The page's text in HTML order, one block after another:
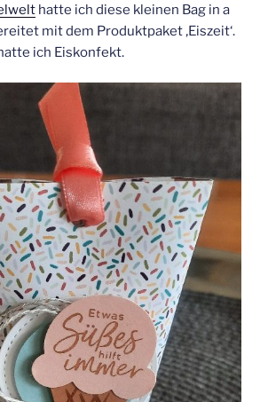
hatte ich diese kleinen Bag in a
mit dem Produktpaket ‚Eiszeit‘.
ich Eiskonfekt.